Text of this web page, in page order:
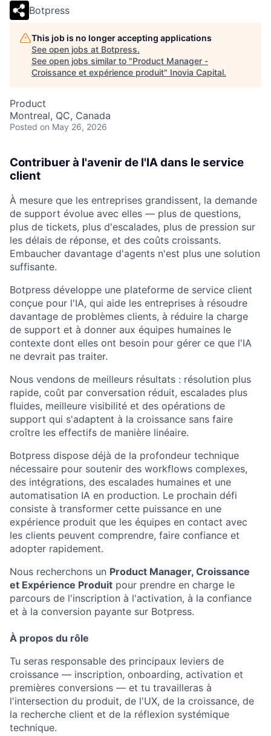
Botpress
This job is no longer accepting applications
See open jobs at Botpress.
See open jobs similar to "Product Manager -
Croissance et expérience produit" Inovia Capital.
Product
Montreal, QC, Canada
Posted on May 26, 2026
Contribuer à l'avenir de l'IA dans le service
client
À mesure que les entreprises grandissent, la demande
de support évolue avec elles — plus de questions,
plus de tickets, plus d'escalades, plus de pression sur
les délais de réponse, et des coûts croissants.
Embaucher davantage d'agents n'est plus une solution
suffisante.
Botpress développe une plateforme de service client
conçue pour l'IA, qui aide les entreprises à résoudre
davantage de problèmes clients, à réduire la charge
de support et à donner aux équipes humaines le
contexte dont elles ont besoin pour gérer ce que l'IA
ne devrait pas traiter.
Nous vendons de meilleurs résultats : résolution plus
rapide, coût par conversation réduit, escalades plus
fluides, meilleure visibilité et des opérations de
support qui s'adaptent à la croissance sans faire
croître les effectifs de manière linéaire.
Botpress dispose déjà de la profondeur technique
nécessaire pour soutenir des workflows complexes,
des intégrations, des escalades humaines et une
automatisation IA en production. Le prochain défi
consiste à transformer cette puissance en une
expérience produit que les équipes en contact avec
les clients peuvent comprendre, faire confiance et
adopter rapidement.
Nous recherchons un Product Manager, Croissance
et Expérience Produit pour prendre en charge le
parcours de l'inscription à l'activation, à la confiance
et à la conversion payante sur Botpress.
À propos du rôle
Tu seras responsable des principaux leviers de
croissance — inscription, onboarding, activation et
premières conversions — et tu travailleras à
l'intersection du produit, de l'UX, de la croissance, de
la recherche client et de la réflexion systémique
technique.